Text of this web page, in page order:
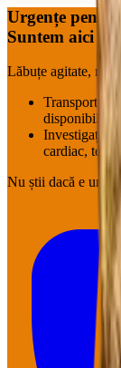
Urgențe pentru
Suntem aici —
Lăbuțe agitate,
Transport la
disponibilitate)
Investigații
cardiac,
Nu știi dacă e